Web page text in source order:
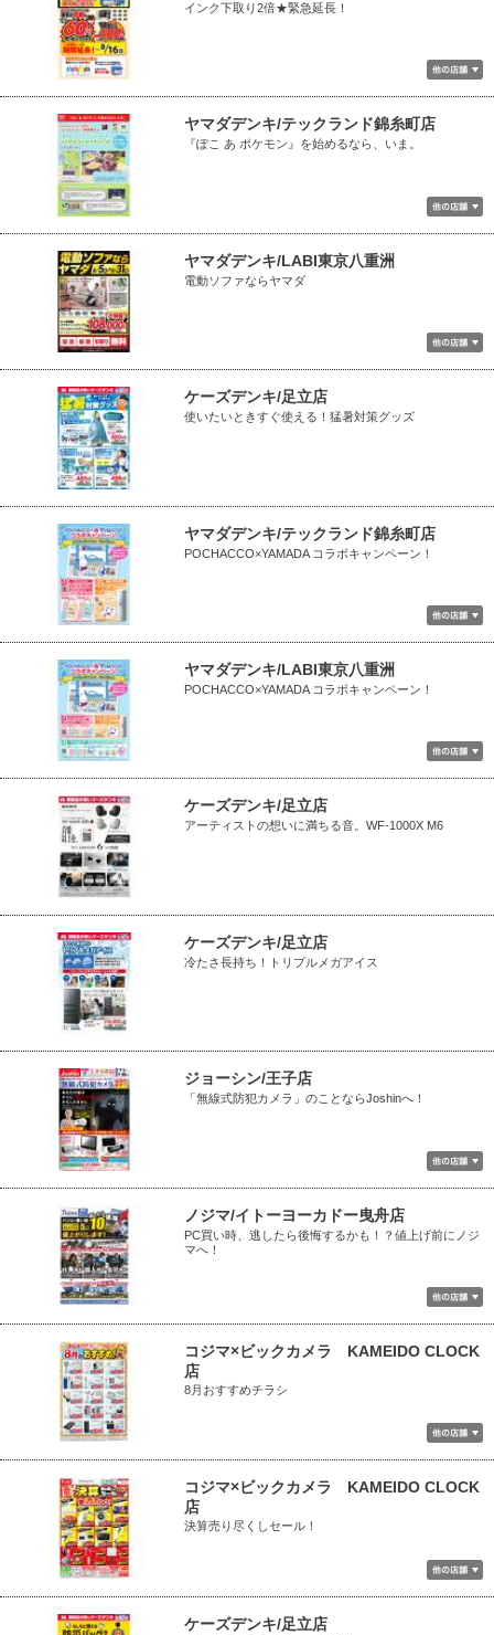
インク下取り2倍★緊急延長！
ヤマダデンキ/テックランド錦糸町店
『ぽこ あ ポケモン』を始めるなら、いま。
ヤマダデンキ/LABI東京八重洲
電動ソファならヤマダ
ケーズデンキ/足立店
使いたいときすぐ使える！猛暑対策グッズ
ヤマダデンキ/テックランド錦糸町店
POCHACCO×YAMADA コラボキャンペーン！
ヤマダデンキ/LABI東京八重洲
POCHACCO×YAMADA コラボキャンペーン！
ケーズデンキ/足立店
アーティストの想いに満ちる音。WF-1000X M6
ケーズデンキ/足立店
冷たさ長持ち！トリプルメガアイス
ジョーシン/王子店
「無線式防犯カメラ」のことならJoshinへ！
ノジマ/イトーヨーカドー曳舟店
PC買い時、逃したら後悔するかも！？値上げ前にノジ
マへ！
コジマ×ビックカメラ KAMEIDO CLOCK
店
8月おすすめチラシ
コジマ×ビックカメラ KAMEIDO CLOCK
店
決算売り尽くしセール！
ケーズデンキ/足立店